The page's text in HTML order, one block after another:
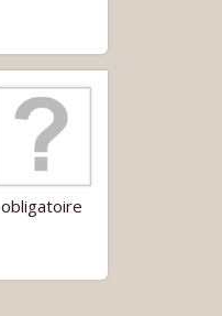
obligatoire